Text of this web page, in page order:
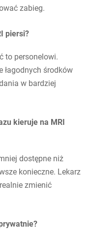
zabieg.
piersi?
to personelowi.
łagodnych środków
w bardziej
kieruje na MRI
dostępne niż
konieczne. Lekarz
zmienić